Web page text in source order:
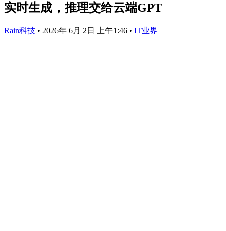
实时生成，推理交给云端GPT
Rain科技 • 2026年 6月 2日 上午1:46 • IT业界